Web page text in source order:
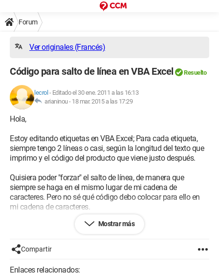
Forum
Ver originales (Francés)
Código para salto de línea en VBA Excel Resuelto
lecrol - Editado el 30 ene. 2011 a las 16:13
arianinou - 18 mar. 2015 a las 17:29
Hola,
Estoy editando etiquetas en VBA Excel; Para cada etiqueta,
siempre tengo 2 líneas o casi, según la longitud del texto que
imprimo y el código del producto que viene justo después.
Quisiera poder "forzar" el salto de línea, de manera que
siempre se haga en el mismo lugar de mi cadena de
caracteres. Pero no sé qué código debo colocar para ello en
mi cadena de caracteres.
¿Quién conoce la solución a este problema?
Roland
Ejemplo: quiero imprimir en mi etiqueta "producto máquina
cosa B02465"
Mostrar más
Compartir
Enlaces relacionados: